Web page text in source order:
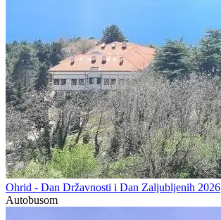
Ohrid - Dan Državnosti i Dan Zaljubljenih 2026
Autobusom